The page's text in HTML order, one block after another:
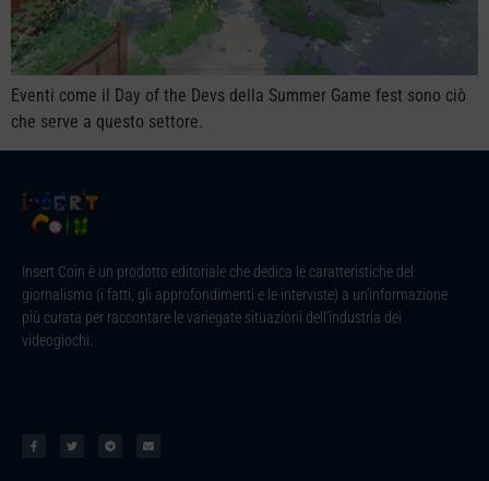
Eventi come il Day of the Devs della Summer Game fest sono ciò
che serve a questo settore.
Insert Coin è un prodotto editoriale che dedica le caratteristiche del
giornalismo (i fatti, gli approfondimenti e le interviste) a un’informazione
più curata per raccontare le variegate situazioni dell’industria dei
videogiochi.